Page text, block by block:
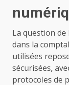
La question de
dans la
utilisées
sécurisées,
protocoles de